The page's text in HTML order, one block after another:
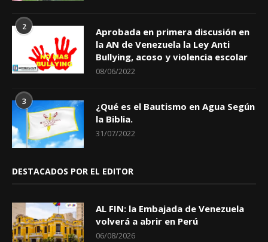
2
Aprobada en primera discusión en
la AN de Venezuela la Ley Anti
Bullying, acoso y violencia escolar
08/06/2022
3
¿Qué es el Bautismo en Agua Según
la Biblia.
31/07/2022
DESTACADOS POR EL EDITOR
AL FIN: la Embajada de Venezuela
volverá a abrir en Perú
06/08/2026